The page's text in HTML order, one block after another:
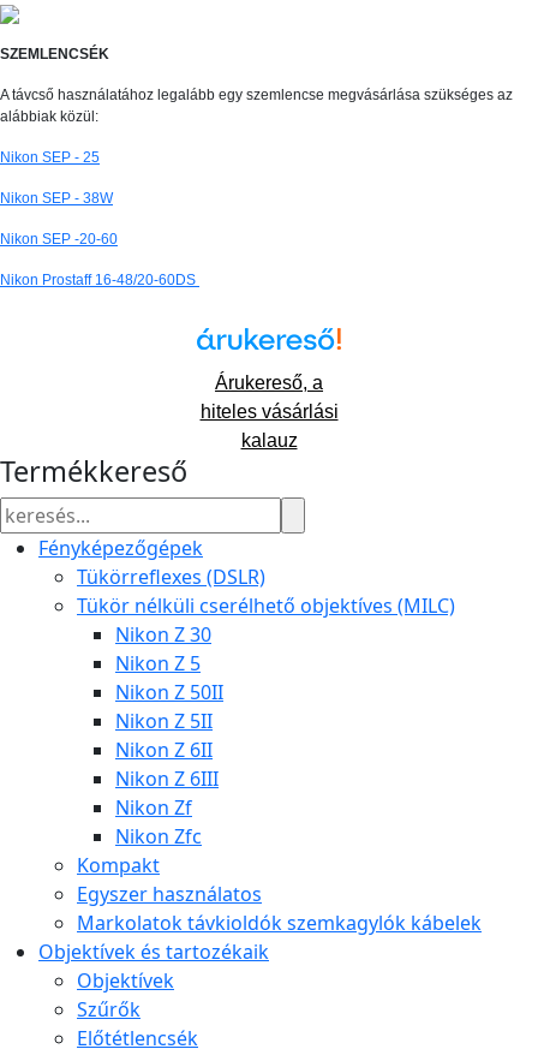
SZEMLENCSÉK
A távcső használatához legalább egy szemlencse megvásárlása szükséges az
alábbiak közül:
Nikon SEP - 25
Nikon SEP - 38W
Nikon SEP -20-60
Nikon Prostaff 16-48/20-60DS
Árukereső, a
hiteles vásárlási
kalauz
Termékkereső
Fényképezőgépek
Tükörreflexes (DSLR)
Tükör nélküli cserélhető objektíves (MILC)
Nikon Z 30
Nikon Z 5
Nikon Z 50II
Nikon Z 5II
Nikon Z 6II
Nikon Z 6III
Nikon Zf
Nikon Zfc
Kompakt
Egyszer használatos
Markolatok távkioldók szemkagylók kábelek
Objektívek és tartozékaik
Objektívek
Szűrők
Előtétlencsék